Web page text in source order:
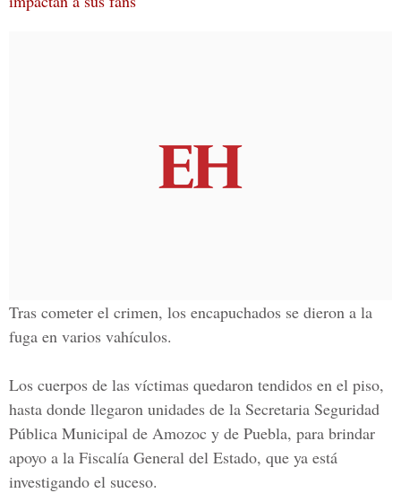
Tras cometer el crimen, los encapuchados se dieron a la
fuga en varios vahículos.
Los cuerpos de las víctimas quedaron tendidos en el piso,
hasta donde llegaron unidades de la Secretaria Seguridad
Pública Municipal de Amozoc y de Puebla, para brindar
apoyo a la Fiscalía General del Estado, que ya está
investigando el suceso.